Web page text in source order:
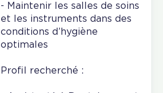
- Maintenir les salles de soins
et les instruments dans des
conditions d’hygiène
optimales
Profil recherché :